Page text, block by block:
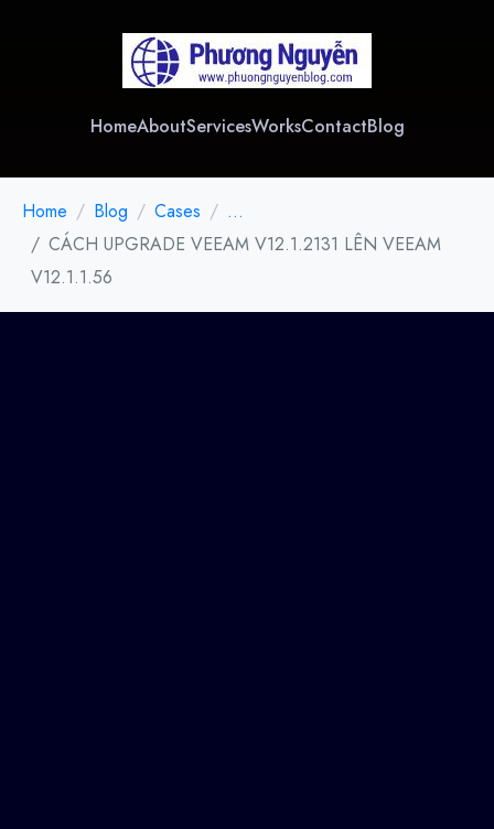
HomeAboutServicesWorksContactBlog
Home Blog Cases
...
CÁCH UPGRADE VEEAM V12.1.2131 LÊN VEEAM
V12.1.1.56